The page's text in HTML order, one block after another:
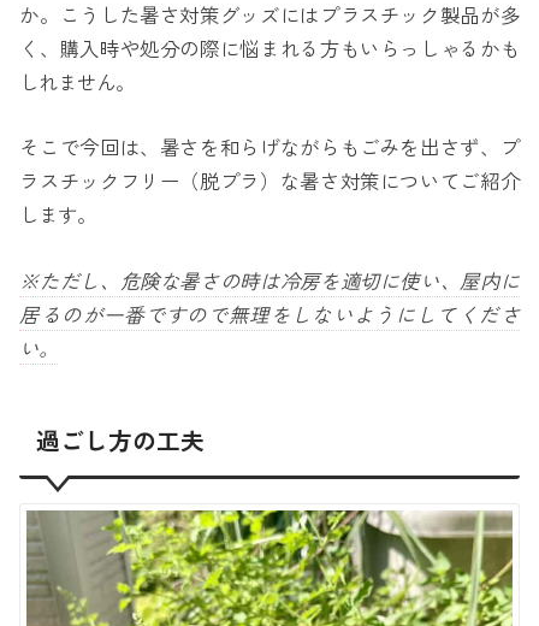
か。こうした暑さ対策グッズにはプラスチック製品が多
く、購入時や処分の際に悩まれる方もいらっしゃるかも
しれません。
そこで今回は、暑さを和らげながらもごみを出さず、プ
ラスチックフリー（脱プラ）な暑さ対策についてご紹介
します。
※ただし、危険な暑さの時は冷房を適切に使い、屋内に
居るのが一番ですので無理をしないようにしてくださ
い。
過ごし方の工夫